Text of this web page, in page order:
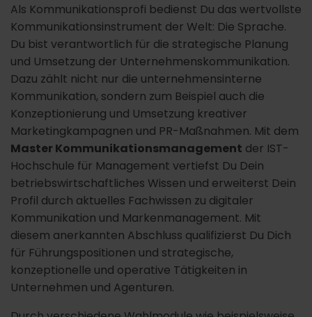
Als Kommunikationsprofi bedienst Du das wertvollste
Kommunikationsinstrument der Welt: Die Sprache.
Du bist verantwortlich für die strategische Planung
und Umsetzung der Unternehmenskommunikation.
Dazu zählt nicht nur die unternehmensinterne
Kommunikation, sondern zum Beispiel auch die
Konzeptionierung und Umsetzung kreativer
Marketingkampagnen und PR-Maßnahmen. Mit dem
Master Kommunikationsmanagement der IST-
Hochschule für Management vertiefst Du Dein
betriebswirtschaftliches Wissen und erweiterst Dein
Profil durch aktuelles Fachwissen zu digitaler
Kommunikation und Markenmanagement. Mit
diesem anerkannten Abschluss qualifizierst Du Dich
für Führungspositionen und strategische,
konzeptionelle und operative Tätigkeiten in
Unternehmen und Agenturen.